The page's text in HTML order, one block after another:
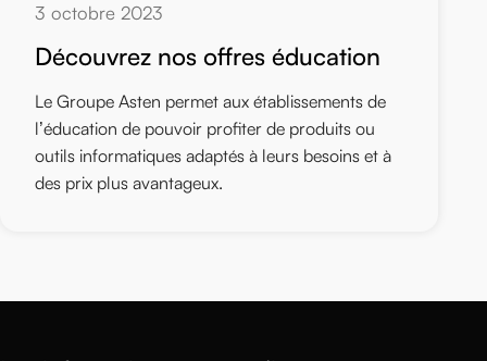
3 octobre 2023
Découvrez nos offres éducation
Le Groupe Asten permet aux établissements de
l’éducation de pouvoir profiter de produits ou
outils informatiques adaptés à leurs besoins et à
des prix plus avantageux.